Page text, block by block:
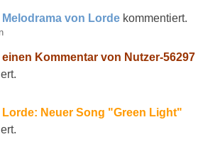
Melodrama von Lorde kommentiert.
einen Kommentar von Nutzer-56297
Lorde: Neuer Song "Green Light"